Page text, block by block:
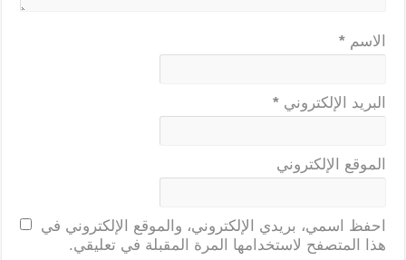
الاسم *
البريد الإلكتروني *
الموقع الإلكتروني
احفظ اسمي، بريدي الإلكتروني، والموقع الإلكتروني في
هذا المتصفح لاستخدامها المرة المقبلة في تعليقي.